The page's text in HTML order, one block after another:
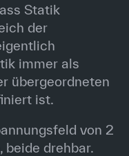
Statik
der
immer als
übergeordneten
ist.
von 2
beide drehbar.